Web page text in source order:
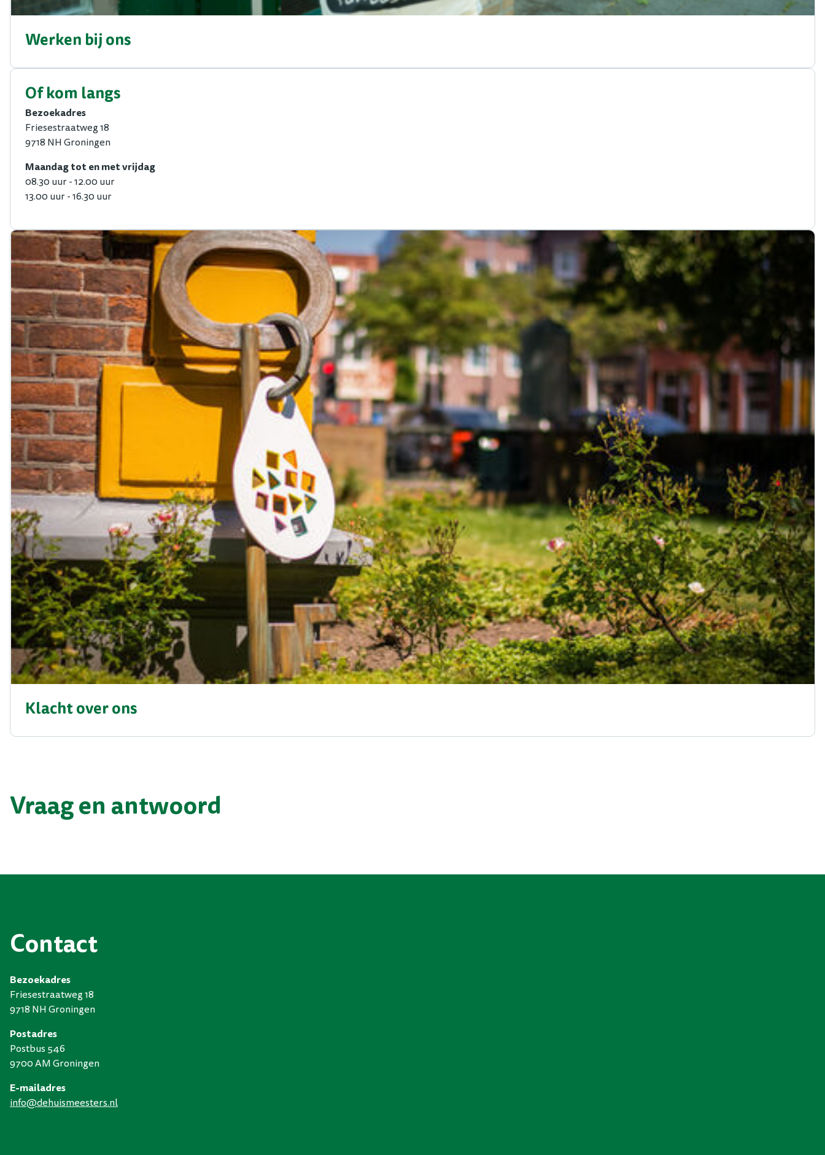
Werken bij ons
Of kom langs
Bezoekadres
Friesestraatweg 18
9718 NH Groningen
Maandag tot en met vrijdag
08.30 uur - 12.00 uur
13.00 uur - 16.30 uur
Klacht over ons
Vraag en antwoord
Contact
Bezoekadres
Friesestraatweg 18
9718 NH Groningen
Postadres
Postbus 546
9700 AM Groningen
E-mailadres
info
dehuismeesters nl